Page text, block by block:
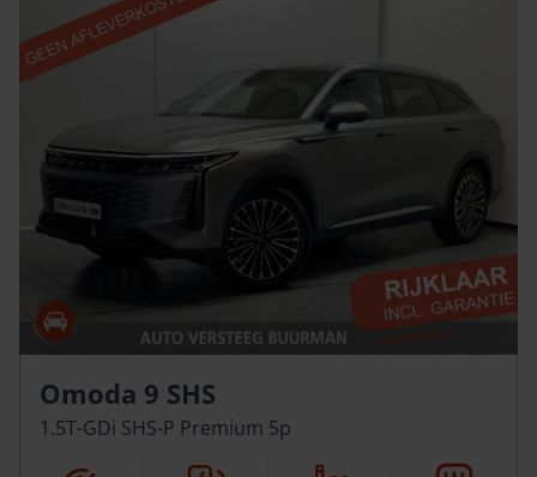
Omoda 9 SHS
1.5T-GDi SHS-P Premium 5p